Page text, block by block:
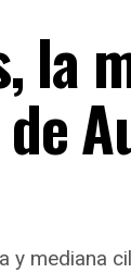
la
y mediana